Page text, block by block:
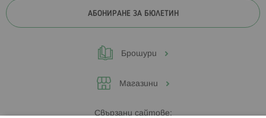
АБОНИРАНЕ ЗА БЮЛЕТИН
Брошури
Магазини
Свързани сайтове: